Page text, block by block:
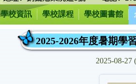
學校資訊 學校課程 學校圖書館
2025-2026年度暑期學
2025-08-27